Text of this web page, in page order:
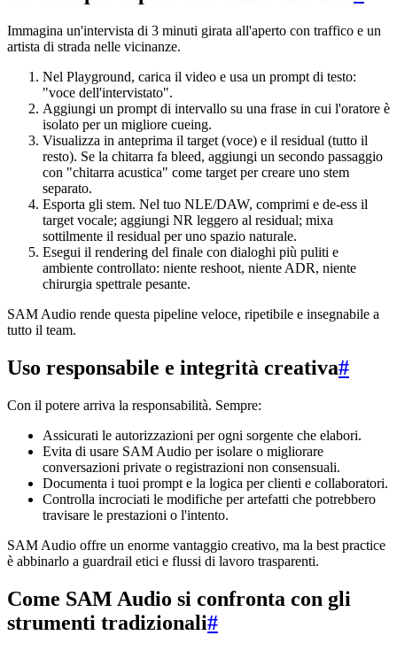
Immagina un'intervista di 3 minuti girata all'aperto con traffico e un
artista di strada nelle vicinanze.
Nel Playground, carica il video e usa un prompt di testo:
"voce dell'intervistato".
Aggiungi un prompt di intervallo su una frase in cui l'oratore è
isolato per un migliore cueing.
Visualizza in anteprima il target (voce) e il residual (tutto il
resto). Se la chitarra fa bleed, aggiungi un secondo passaggio
con "chitarra acustica" come target per creare uno stem
separato.
Esporta gli stem. Nel tuo NLE/DAW, comprimi e de-ess il
target vocale; aggiungi NR leggero al residual; mixa
sottilmente il residual per uno spazio naturale.
Esegui il rendering del finale con dialoghi più puliti e
ambiente controllato: niente reshoot, niente ADR, niente
chirurgia spettrale pesante.
SAM Audio rende questa pipeline veloce, ripetibile e insegnabile a
tutto il team.
Uso responsabile e integrità creativa#
Con il potere arriva la responsabilità. Sempre:
Assicurati le autorizzazioni per ogni sorgente che elabori.
Evita di usare SAM Audio per isolare o migliorare
conversazioni private o registrazioni non consensuali.
Documenta i tuoi prompt e la logica per clienti e collaboratori.
Controlla incrociati le modifiche per artefatti che potrebbero
travisare le prestazioni o l'intento.
SAM Audio offre un enorme vantaggio creativo, ma la best practice
è abbinarlo a guardrail etici e flussi di lavoro trasparenti.
Come SAM Audio si confronta con gli
strumenti tradizionali#